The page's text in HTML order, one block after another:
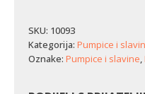
SKU: 10093
Kategorija: Pumpice i
Oznake: Pumpice i slavine,